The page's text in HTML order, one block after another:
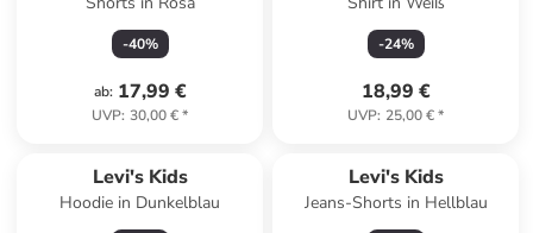
-40%
ab: 17,99 €
UVP: 30,00 €*
-24%
18,99 €
UVP: 25,00 €*
Levi's Kids
Hoodie in Dunkelblau
Levi's Kids
Jeans-Shorts in Hellblau